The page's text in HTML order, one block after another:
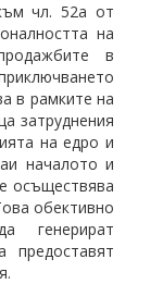
чл. 52а от
на
в
в рамките на
затруднения
на едро и
началото и
осъществява
обективно
генерират
предоставят